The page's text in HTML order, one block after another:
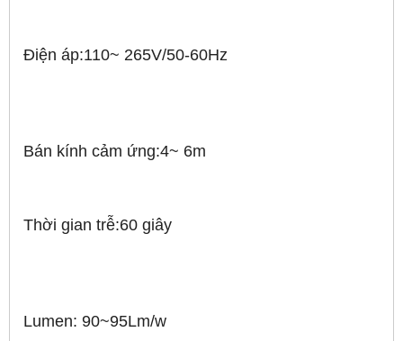
Điện áp:110~ 265V/50-60Hz
Bán kính cảm ứng:4~ 6m
Thời gian trễ:60 giây
Lumen: 90~95Lm/w